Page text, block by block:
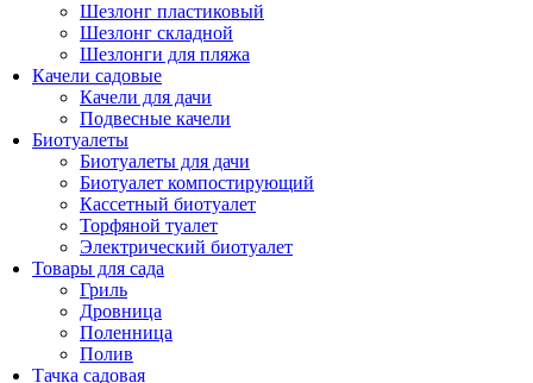
Шезлонг пластиковый
Шезлонг складной
Шезлонги для пляжа
Качели садовые
Качели для дачи
Подвесные качели
Биотуалеты
Биотуалеты для дачи
Биотуалет компостирующий
Кассетный биотуалет
Торфяной туалет
Электрический биотуалет
Товары для сада
Гриль
Дровница
Поленница
Полив
Тачка садовая